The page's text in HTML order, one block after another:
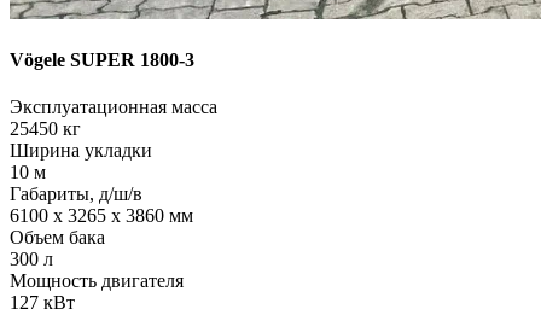
Vögele SUPER 1800-3
Эксплуатационная масса
25450 кг
Ширина укладки
10 м
Габариты, д/ш/в
6100 х 3265 х 3860 мм
Объем бака
300 л
Мощность двигателя
127 кВт